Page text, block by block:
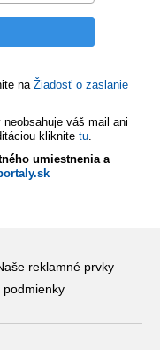
naŽiadosť o zaslanie
váš mail ani
kliknite tu.
umiestnenia a
reklamné prvky